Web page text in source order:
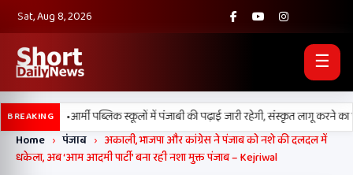
Sat, Aug 8, 2026
☰
BREAKING
•आर्मी पब्लिक स्कूलों में पंजाबी की पढ़ाई जारी रहेगी, संस्कृत लागू करने का फैसला
Home › पंजाब › अकाली, भाजपा और कांग्रेस ने पंजाब को नशे की दलदल में
धकेला, अब ‘आम आदमी पार्टी’ बना रही नशा मुक्त पंजाब – Kejriwal